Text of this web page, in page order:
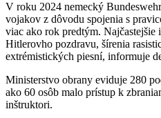
V roku 2024 nemecký
vojakov z dôvodu spojenia s
viac ako rok predtým. Najčastejšie
Hitlerovho pozdravu, šírenia
extrémistických piesní, informuje
Ministerstvo obrany eviduje 280
ako 60 osôb malo prístup k
inštruktori.